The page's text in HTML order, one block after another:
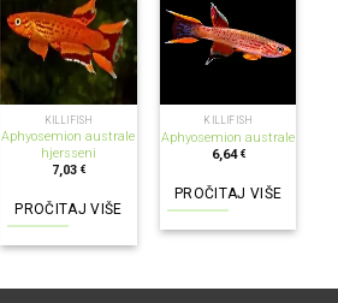
NEMA NA ZALIHI
KILLIFISH
Aphyosemion australe
hjersseni
7,03 €
PROČITAJ VIŠE
NEMA NA ZALIHI
KILLIFISH
Aphyosemion australe
6,64 €
PROČITAJ VIŠE